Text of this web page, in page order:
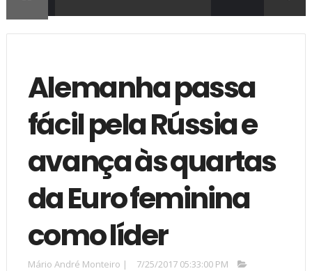
Alemanha passa
fácil pela Rússia e
avança às quartas
da Euro feminina
como líder
Mário André Monteiro |
7/25/2017 05:33:00 PM